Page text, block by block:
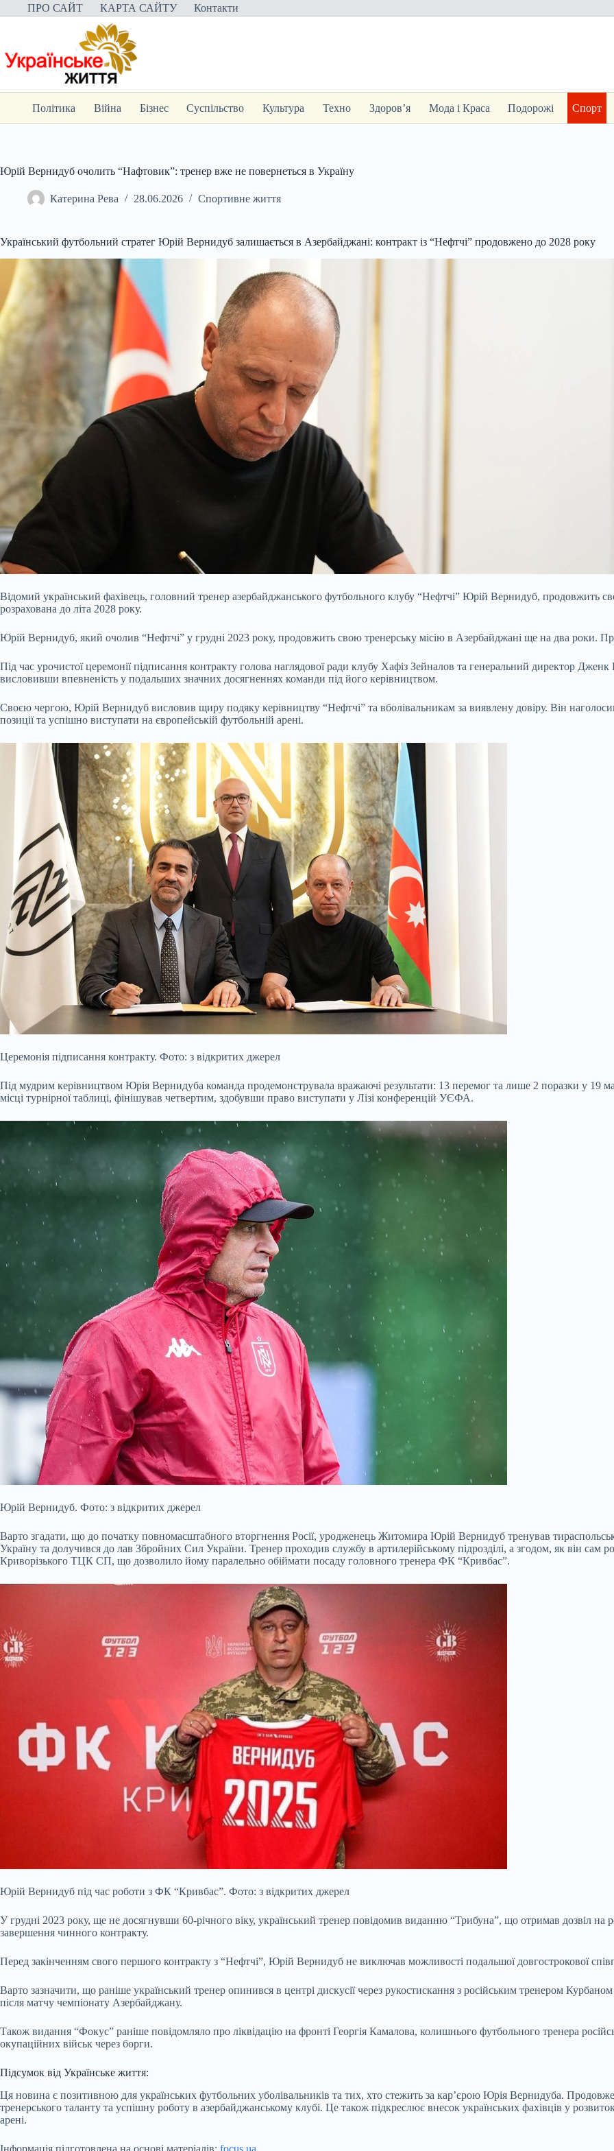
Перейти
до
ПРО САЙТ КАРТА САЙТУ Контакти
Політика Війна Бізнес Суспільство Культура Техно Здоров’я Мода і Краса Подорожі Спорт
Юрій Вернидуб очолить “Нафтовик”: тренер вже не повернеться в Україну
Катерина Рева 28.06.2026 Спортивне життя
Український футбольний стратег Юрій Вернидуб залишається в Азербайджані: контракт із “Нефтчі” продовжено до 2028 року
Відомий український фахівець, головний тренер азербайджанського футбольного клубу “Нефтчі” Юрій Вернидуб, продовжить
розрахована до літа 2028 року.
Юрій Вернидуб, який очолив “Нефтчі” у грудні 2023 року, продовжить свою тренерську місію в Азербайджані ще на два роки.
Під час урочистої церемонії підписання контракту голова наглядової ради клубу Хафіз Зейналов та генеральний директор
висловивши впевненість у подальших значних досягненнях команди під його керівництвом.
Своєю чергою, Юрій Вернидуб висловив щиру подяку керівництву “Нефтчі” та вболівальникам за виявлену довіру. Він
позиції та успішно виступати на європейській футбольній арені.
Церемонія підписання контракту. Фото: з відкритих джерел
Під мудрим керівництвом Юрія Вернидуба команда продемонструвала вражаючі результати: 13 перемог та лише 2 поразки у 19
місці турнірної таблиці, фінішував четвертим, здобувши право виступати у Лізі конференцій УЄФА.
Юрій Вернидуб. Фото: з відкритих джерел
Варто згадати, що до початку повномасштабного вторгнення Росії, уродженець Житомира Юрій Вернидуб тренував
Україну та долучився до лав Збройних Сил України. Тренер проходив службу в артилерійському підрозділі, а згодом, як він сам
Криворізького ТЦК СП, що дозволило йому паралельно обіймати посаду головного тренера ФК “Кривбас”.
Юрій Вернидуб під час роботи з ФК “Кривбас”. Фото: з відкритих джерел
У грудні 2023 року, ще не досягнувши 60-річного віку, український тренер повідомив виданню “Трибуна”, що отримав дозвіл на
завершення чинного контракту.
Перед закінченням свого першого контракту з “Нефтчі”, Юрій Вернидуб не виключав можливості подальшої довгострокової
Варто зазначити, що раніше український тренер опинився в центрі дискусії через рукостискання з російським тренером
після матчу чемпіонату Азербайджану.
Також видання “Фокус” раніше повідомляло про ліквідацію на фронті Георгія Камалова, колишнього футбольного тренера
окупаційних військ через борги.
Підсумок від Українське життя:
Ця новина є позитивною для українських футбольних уболівальників та тих, хто стежить за кар’єрою Юрія Вернидуба.
тренерського таланту та успішну роботу в азербайджанському клубі. Це також підкреслює внесок українських фахівців у
арені.
Інформація підготовлена на основі матеріалів: focus.ua